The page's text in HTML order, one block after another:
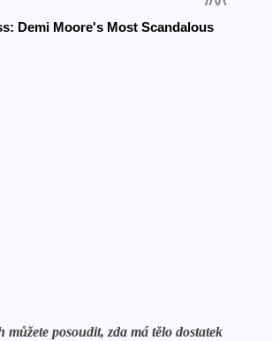
posoudit, zda má tělo dostatek